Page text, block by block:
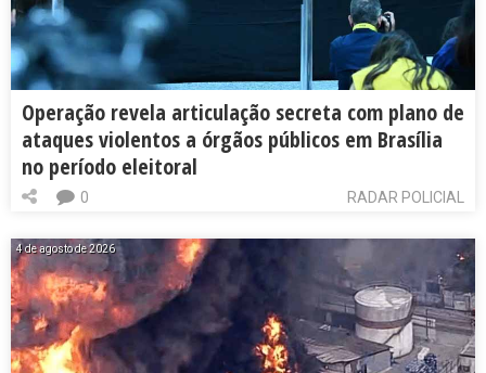
Operação revela articulação secreta com plano de
ataques violentos a órgãos públicos em Brasília
no período eleitoral
RADAR POLICIAL
0
4 de agosto de 2026